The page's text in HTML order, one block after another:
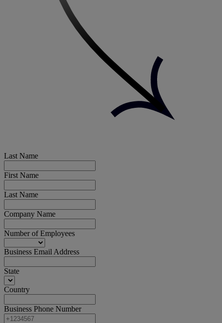
Last Name
First Name
Last Name
Company Name
Number of Employees
Business Email Address
State
Country
Business Phone Number